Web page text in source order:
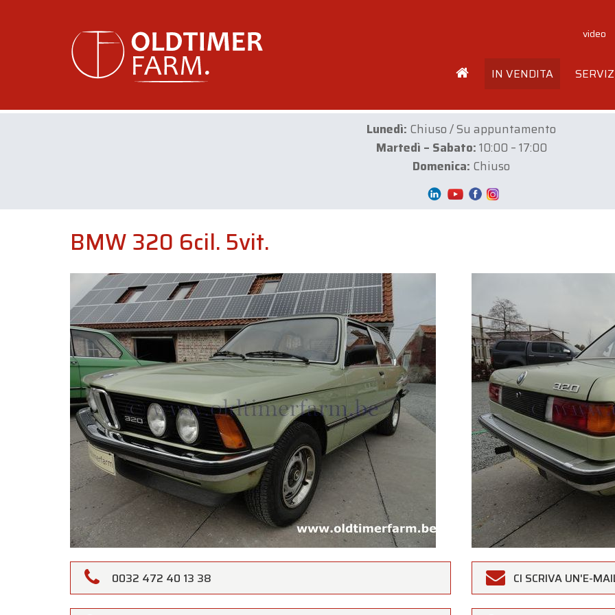
video
IN VENDITA
Lunedì: Chiuso / Su appuntamento
Martedì – Sabato:10:00 – 17:00
Domenica: Chiuso
BMW 320 6cil. 5vit.
0032 472 40 13 38 CI SCRIVA UN'E-
Oldtimerfarm
Gentili Clienti,